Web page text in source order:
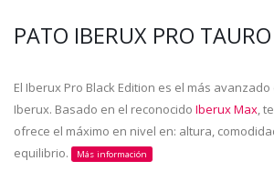
PATO IBERUX PRO TAURO
El Iberux Pro Black Edition es el más
Iberux. Basado en el reconocido Iberux Max ,
ofrece el máximo en nivel en: altura,
equilibrio.
Más información